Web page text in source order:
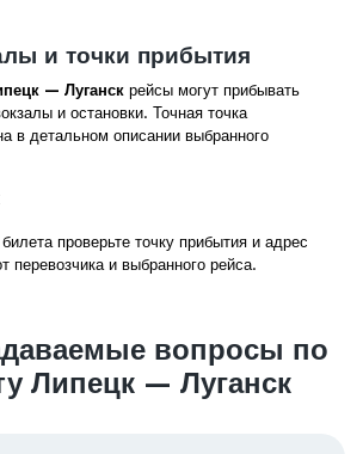
и точки прибытия
— Луганск рейсы могут прибывать
и остановки. Точная точка
в детальном описании выбранного
проверьте точку прибытия и адрес
перевозчика и выбранного рейса.
вопросы по
Липецк — Луганск